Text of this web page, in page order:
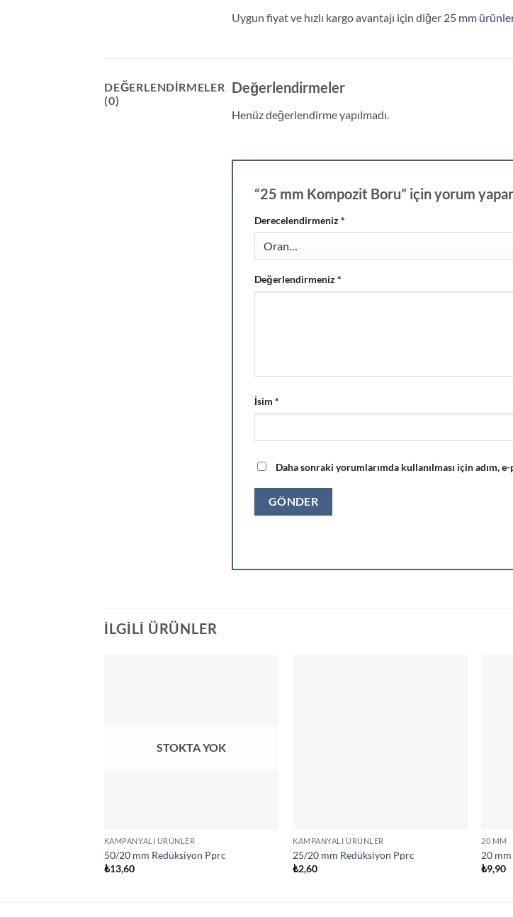
Uygun fiyat ve hızlı kargo avantajı için diğer 25 mm
DEĞERLENDIRMELER
(0)
Değerlendirmeler
Henüz değerlendirme yapılmadı.
“25 mm Kompozit Boru” için yorum
Derecelendirmeniz*
Değerlendirmeniz*
İsim *
Daha sonraki yorumlarımda kullanılması için adım,
İLGILI ÜRÜNLER
STOKTA YOK
KAMPANYALI ÜRÜNLER
50/20 mm Redüksiyon Pprc
₺13,60
KAMPANYALI ÜRÜNLER
25/20 mm Redüksiyon Pprc
₺2,60
20 MM
20
₺9,90